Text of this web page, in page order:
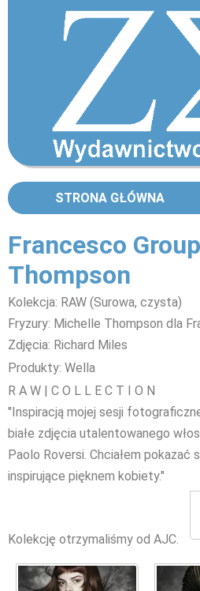
STRONA GŁÓWNA
Francesco
Thompson
Kolekcja: RAW (Surowa, czysta)
Fryzury: Michelle Thompson dla
Zdjęcia: Richard Miles
Produkty: Wella
R A W | C O L L E C T I O N
"Inspiracją mojej sesji
białe zdjęcia utalentowanego
Paolo Roversi. Chciałem pokazać
inspirujące pięknem kobiety."
Kolekcję otrzymaliśmy od AJC.